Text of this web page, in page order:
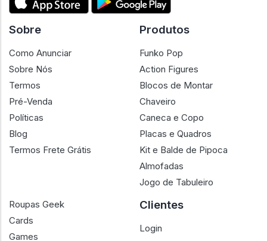
Sobre
Como Anunciar
Sobre Nós
Termos
Pré-Venda
Políticas
Blog
Termos Frete Grátis
Produtos
Funko Pop
Action Figures
Blocos de Montar
Chaveiro
Caneca e Copo
Placas e Quadros
Kit e Balde de Pipoca
Almofadas
Jogo de Tabuleiro
Roupas Geek
Cards
Games
Clientes
Login